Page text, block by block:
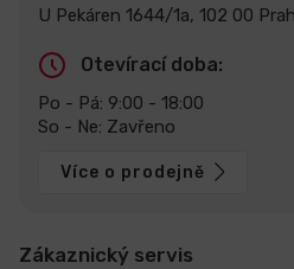
U Pekáren 1644/1a, 102 00
Otevírací doba:
Po - Pá: 9:00 - 18:00
So - Ne: Zavřeno
Více o prodejně
Zákaznický servis